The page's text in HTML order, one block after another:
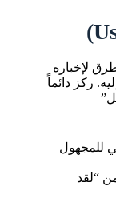
لإخباره
ركز دائماً
للمجهول
“لقد